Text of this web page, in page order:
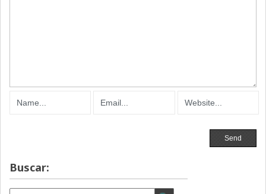
Buscar: